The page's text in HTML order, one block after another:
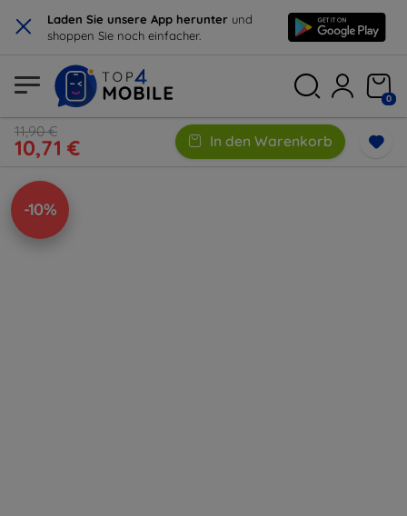
× Laden Sie unsere App herunter und
shoppen Sie noch einfacher.
0
11,90 €
10,71 € In den Warenkorb
-10%